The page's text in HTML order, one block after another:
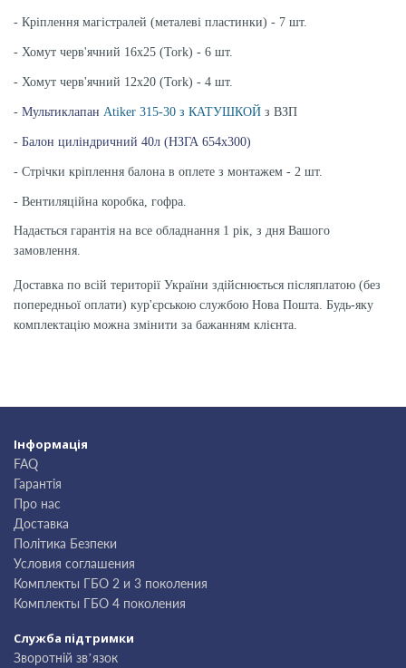
- Кріплення магістралей (металеві пластинки) - 7 шт.
- Хомут черв'ячний 16х25 (Tork) - 6 шт.
- Хомут черв'ячний 12х20 (Tork) - 4 шт.
- Мультиклапан Atiker 315-30 з КАТУШКОЙ з ВЗП
- Балон циліндричний 40л (НЗГА 654х300)
- Стрічки кріплення балона в оплете з монтажем - 2 шт.
- Вентиляційна коробка, гофра.
Надається гарантія на все обладнання 1 рік, з дня Вашого
замовлення.
Доставка по всій території України здійснюється післяплатою (без
попередньої оплати) кур'єрською службою Нова Пошта. Будь-яку
комплектацію можна змінити за бажанням клієнта.
Інформація
FAQ
Гарантія
Про нас
Доставка
Політика Безпеки
Условия соглашения
Комплекты ГБО 2 и 3 поколения
Комплекты ГБО 4 поколения
Служба підтримки
Зворотній зв’язок